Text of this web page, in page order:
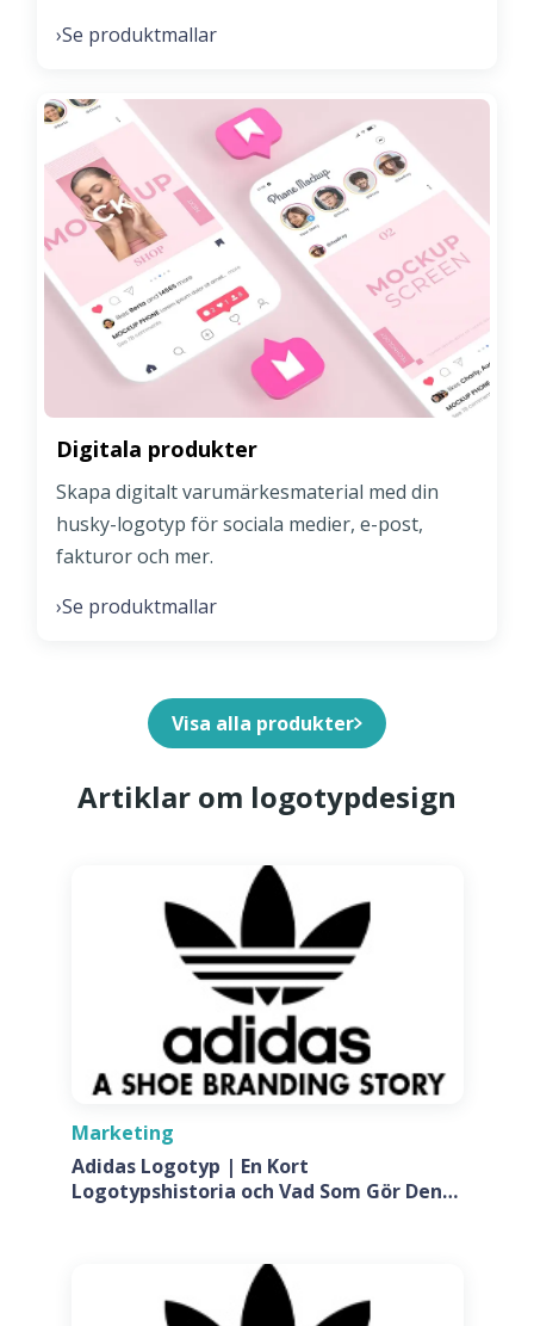
›Se produktmallar
Digitala produkter
Skapa digitalt varumärkesmaterial med din
husky-logotyp för sociala medier, e-post,
fakturor och mer.
›Se produktmallar
Visa alla produkter
Artiklar om logotypdesign
Marketing
Adidas Logotyp | En Kort
Logotypshistoria och Vad Som Gör Den